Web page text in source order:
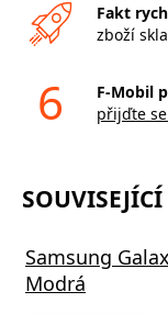
Fakt
zboží
6
F-Mobil
přijďte
Samsung
Modrá